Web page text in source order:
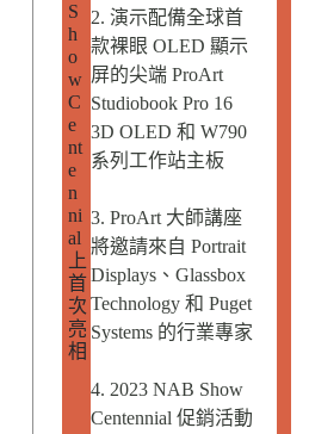
S
h
o
w
C
e
nt
e
n
ni
al
上
首
次
亮
相
2. 演示配備全球首
款裸眼 OLED 顯示
屏的尖端 ProArt
Studiobook Pro 16
3D OLED 和 W790
系列工作站主板
3. ProArt 大師講座
將邀請來自 Portrait
Displays、Glassbox
Technology 和 Puget
Systems 的行業專家
4. 2023 NAB Show
Centennial 促銷活動